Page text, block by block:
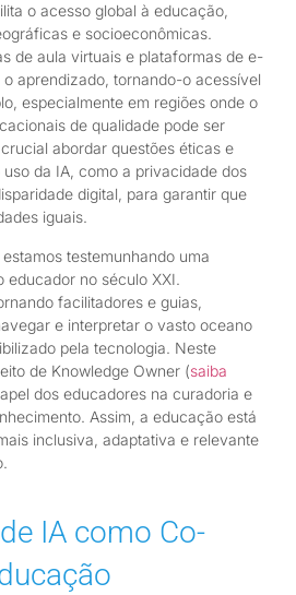
o acesso global à educação,
e socioeconômicas.
de aula virtuais e plataformas de e-
aprendizado, tornando-o acessível
especialmente em regiões onde o
de qualidade pode ser
abordar questões éticas e
da IA, como a privacidade dos
digital, para garantir que
iguais.
testemunhando uma
educador no século XXI.
facilitadores e guias,
e interpretar o vasto oceano
pela tecnologia. Neste
de Knowledge Owner (saiba
dos educadores na curadoria e
Assim, a educação está
inclusiva, adaptativa e relevante
IA como Co-